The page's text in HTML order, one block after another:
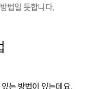
법일 듯합니다.
는 방법이 있는데요.